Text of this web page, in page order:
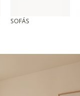
SOFÁS